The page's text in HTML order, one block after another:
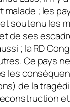
malade ; les
soutenu les
de ses
; la RD
Ce pays
les
de la